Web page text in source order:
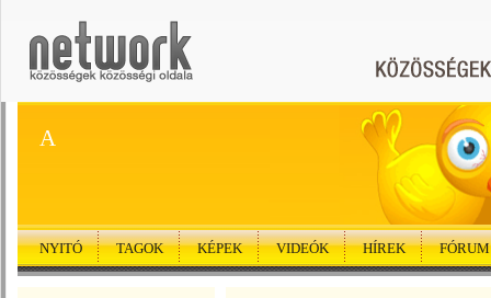
A
NYITÓ TAGOK KÉPEK VIDEÓK HÍREK FÓRUM